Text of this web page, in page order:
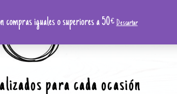
para cada ocasión
compras iguales o superiores a 50€Descartar